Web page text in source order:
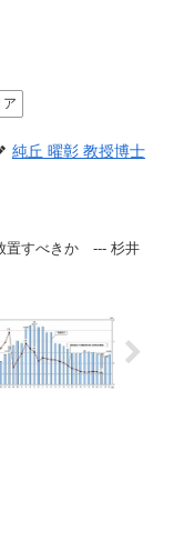
ア
純丘 曜彰 教授博士
置すべきか --- 杉井